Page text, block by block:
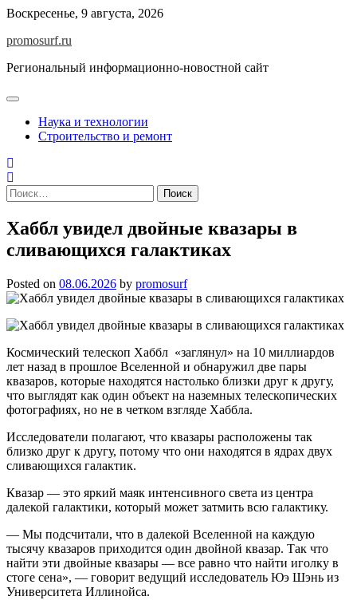
Skip
content
Воскресенье, 9 августа, 2026
promosurf.ru
Региональный информационно-новостной сайт
Наука и технологии
Строительство и ремонт
Найти:
Хаббл увидел двойные квазары в
сливающихся галактиках
Posted on 08.06.2026 by promosurf
Космический телескоп Хаббл «заглянул» на 10 миллиардов
лет назад в прошлое Вселенной и обнаружил две пары
квазаров, которые находятся настолько близки друг к другу,
что выглядят как один объект на наземных телескопических
фотографиях, но не в четком взгляде Хаббла.
Исследователи полагают, что квазары расположены так
близко друг к другу, потому что они находятся в ядрах двух
сливающихся галактик.
Квазар — это яркий маяк интенсивного света из центра
далекой галактики, который может затмить всю галактику.
— Мы подсчитали, что в далекой Вселенной на каждую
тысячу квазаров приходится один двойной квазар. Так что
найти эти двойные квазары — все равно что найти иголку в
стоге сена», — говорит ведущий исследователь Юэ Шэнь из
Университета Иллинойса.